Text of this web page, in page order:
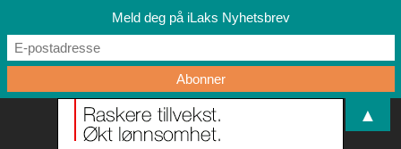
Meld deg på iLaks Nyhetsbrev
▲